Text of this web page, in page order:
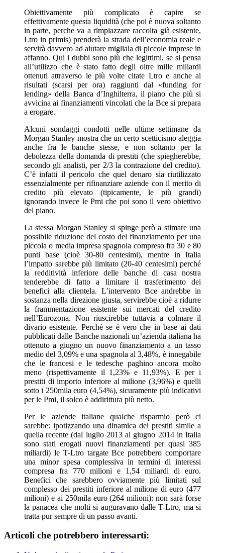
Obiettivamente più complicato è capire se
effettivamente questa liquidità (che poi è nuova soltanto
in parte, perche va a rimpiazzare raccolta già esistente,
Ltro in primis) prenderà la strada dell’economia reale e
servirà davvero ad aiutare migliaia di piccole imprese in
affanno. Qui i dubbi sono più che legittimi, se si pensa
all’utilizzo che è stato fatto degli oltre mille miliardi
ottenuti attraverso le più volte citate Ltro e anche ai
risultati (scarsi per ora) raggiunti dal «funding for
lending» della Banca d’Inghilterra, il piano che più si
avvicina ai finanziamenti vincolati che la Bce si prepara
a erogare.
Alcuni sondaggi condotti nelle ultime settimane da
Morgan Stanley mostra che un certo scetticismo aleggia
anche fra le banche stesse, e non soltanto per la
debolezza della domanda di prestiti (che spiegherebbe,
secondo gli analisti, per 2/3 la contrazione del credito).
C’è infatti il pericolo che quel denaro sia riutilizzato
essenzialmente per rifinanziare aziende con il merito di
credito più elevato (tipicamente, le più grandi)
ignorando invece le Pmi che poi sono il vero obiettivo
del piano.
La stessa Morgan Stanley si spinge però a stimare una
possibile riduzione del costo del finanziamento per una
piccola o media impresa spagnola compreso fra 30 e 80
punti base (cioè 30-80 centesimi), mentre in Italia
l’impatto sarebbe più limitato (20-40 centesimi) perché
la redditività inferiore delle banche di casa nostra
tenderebbe di fatto a limitare il trasferimento dei
benefici alla clientela. L’intervento Bce andrebbe in
sostanza nella direzione giusta, servirebbe cioè a ridurre
la frammentazione esistente sui mercati del credito
nell’Eurozona. Non riuscirebbe tuttavia a colmare il
divario esistente. Perché se è vero che in base ai dati
pubblicati dalle Banche nazionali un’azienda italiana ha
ottenuto a giugno un nuovo finanziamento a un tasso
medio del 3,09% e una spagnola al 3,48%, è innegabile
che le francesi e le tedesche paghino ancora molto
meno (rispettivamente il 1,23% e 11,93%). E per i
prestiti di importo inferiore al milione (3,96%) e quelli
sotto i 250mila euro (4,54%), sicuramente più indicativi
per le Pmi, il solco è addirittura più netto.
Per le aziende italiane qualche risparmio però ci
sarebbe: ipotizzando una dinamica dei prestiti simile a
quella recente (dal luglio 2013 al giugno 2014 in Italia
sono stati erogati nuovi finanziamenti per quasi 385
miliardi) le T-Ltro targate Bce potrebbero comportare
una minor spesa complessiva in termini di interessi
compresa fra 770 milioni e 1,54 miliardi di euro.
Benefici che sarebbero ovviamente più limitati sul
complesso dei prestiti inferiore al milione di euro (477
milioni) e ai 250mila euro (264 milioni): non sarà forse
la panacea che molti si auguravano dalle T-Ltro, ma si
tratta pur sempre di un passo avanti.
Articoli che potrebbero interessarti: